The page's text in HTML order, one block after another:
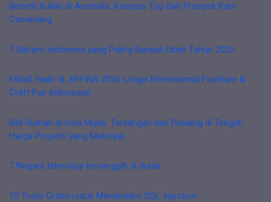
Benefit Kuliah di Australia: Kampus Top dan Prospek Karir
Cemerlang
7 Saham Indonesia yang Paling Banyak Dibeli Tahun 2025
KWaS Hadir di JIFFINA 2026 (Jogja International Furniture &
Craft Fair Indonesia)
Beli Rumah di Usia Muda: Tantangan dan Peluang di Tengah
Harga Properti yang Melonjak
7 Negara teknologi tercanggih di dunia
10 Tools Gratis untuk Mendeteksi SQL Injection